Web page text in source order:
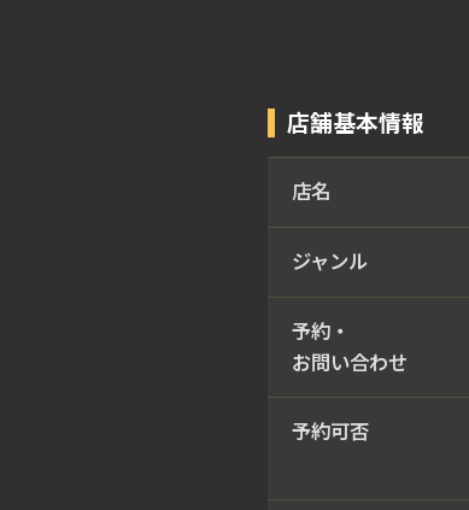
店舗基本情報
店名
ジャンル
予約・
お問い合わせ
予約可否